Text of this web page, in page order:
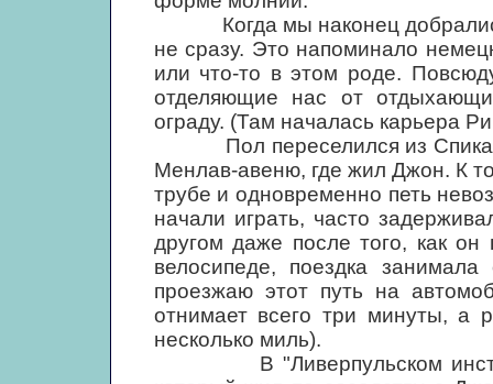
Когда мы наконец добрались
не сразу. Это напоминало
или что-то в этом роде.
отделяющие нас от
ограду. (Там началась карьера
Пол переселился из Спика
Менлав-авеню, где жил Джон. К
трубе и одновременно петь
начали играть, часто
другом даже после того, как
велосипеде, поездка
проезжаю этот путь на
отнимает всего три минуты, а
несколько миль).
В "Ливерпульском